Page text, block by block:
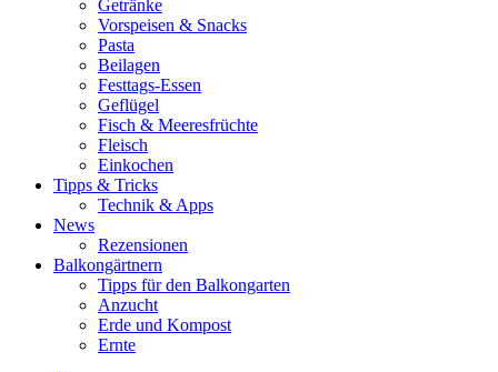
Getränke
Vorspeisen & Snacks
Pasta
Beilagen
Festtags-Essen
Geflügel
Fisch & Meeresfrüchte
Fleisch
Einkochen
Tipps & Tricks
Technik & Apps
News
Rezensionen
Balkongärtnern
Tipps für den Balkongarten
Anzucht
Erde und Kompost
Ernte